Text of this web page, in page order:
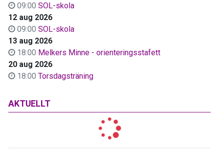
09:00 SOL-skola
12 aug 2026
09:00 SOL-skola
13 aug 2026
18:00 Melkers Minne - orienteringsstafett
20 aug 2026
18:00 Torsdagsträning
AKTUELLT